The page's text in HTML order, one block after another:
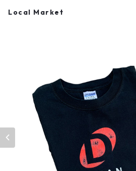
Local Market